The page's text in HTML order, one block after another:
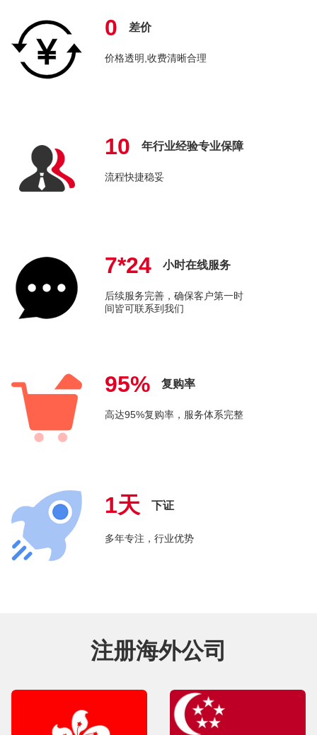
0 差价
价格透明,收费清晰合理
10 年行业经验专业保障
流程快捷稳妥
7*24 小时在线服务
后续服务完善，确保客户第一时
间皆可联系到我们
95% 复购率
高达95%复购率，服务体系完整
1天 下证
多年专注，行业优势
注册海外公司